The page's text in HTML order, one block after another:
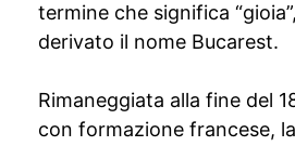
termine che significa
derivato il nome Bucarest.
Rimaneggiata alla fine del
con formazione francese,